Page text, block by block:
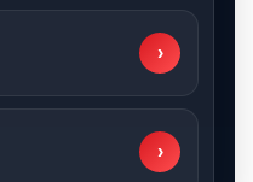
›
›